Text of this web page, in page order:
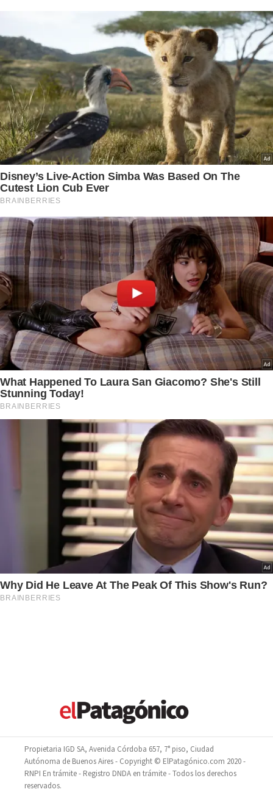
Propietaria IGD SA, Avenida Córdoba 657, 7° piso, Ciudad
Autónoma de Buenos Aires - Copyright © ElPatagónico.com 2020 -
RNPI En trámite - Registro DNDA en trámite - Todos los derechos
reservados.